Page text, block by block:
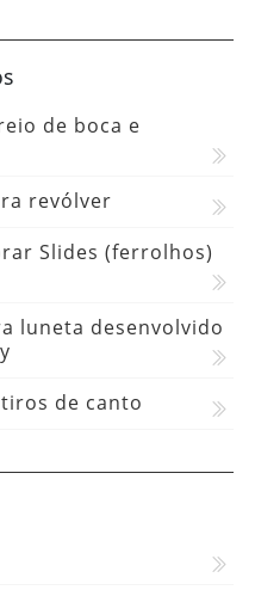
de boca e
revólver
Slides (ferrolhos)
luneta desenvolvido
de canto